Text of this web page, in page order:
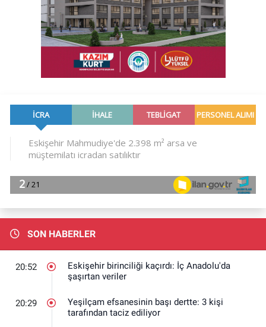
SON HABERLER
20:52
Eskişehir birinciliği kaçırdı: İç Anadolu'da
şaşırtan veriler
20:29
Yeşilçam efsanesinin başı dertte: 3 kişi
tarafından taciz ediliyor